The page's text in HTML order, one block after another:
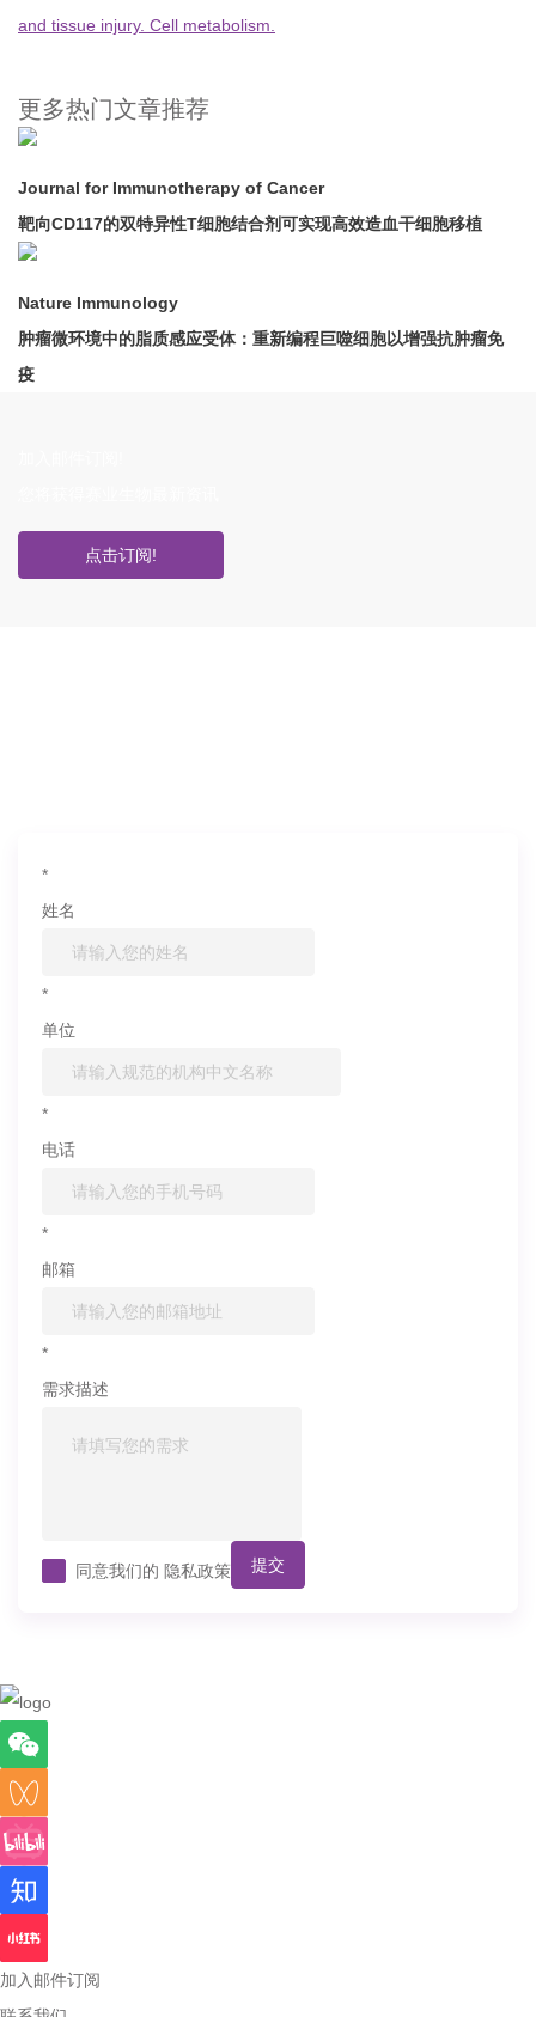
and tissue injury. Cell metabolism.
更多热门文章推荐
Journal for Immunotherapy of Cancer
靶向CD117的双特异性T细胞结合剂可实现高效造血干细胞移植
Nature Immunology
肿瘤微环境中的脂质感应受体：重新编程巨噬细胞以增强抗肿瘤免
疫
点击订阅!
*
姓名
*
单位
*
电话
*
邮箱
*
需求描述
同意我们的 隐私政策 提交
加入邮件订阅